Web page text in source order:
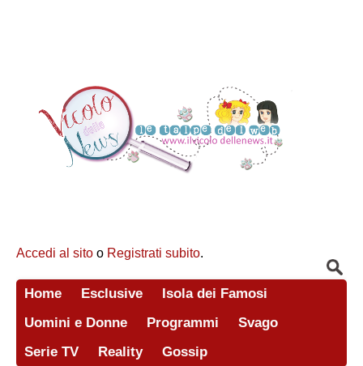
Accedi al sito o Registrati subito.
Home Esclusive
Isola dei Famosi
Uomini e Donne
Programmi
Svago
Serie TV
Reality Gossip